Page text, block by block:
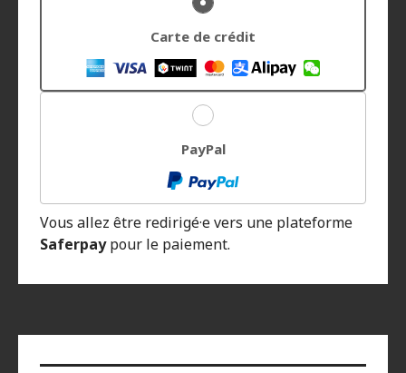
Carte de crédit
PayPal
Vous allez être redirigé·e vers une plateforme
Saferpaypour le paiement.